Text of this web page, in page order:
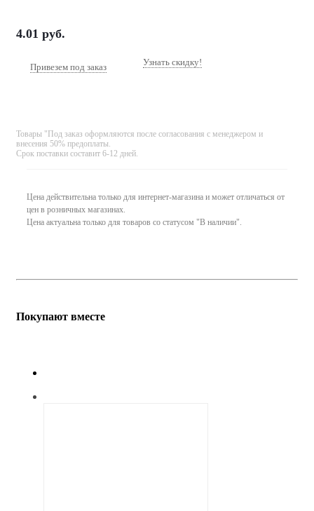
4.01 руб.
Привезем под заказ Узнать скидку!
Товары "Под заказ оформляются после согласования с менеджером и
внесения 50% предоплаты.
Срок поставки составит 6-12 дней.
Цена действительна только для интернет-магазина и может отличаться от
цен в розничных магазинах.
Цена актуальна только для товаров со статусом "В наличии".
Покупают вместе